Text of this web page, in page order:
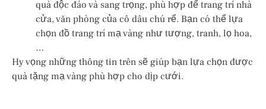
quà độc đáo và sang trọng, phù hợp để trang trí nhà
cửa, văn phòng của cô dâu chú rể. Bạn có thể lựa
chọn đồ trang trí mạ vàng như tượng, tranh, lọ hoa,
…
Hy vọng những thông tin trên sẽ giúp bạn lựa chọn được
quà tặng mạ vàng phù hợp cho dịp cưới.